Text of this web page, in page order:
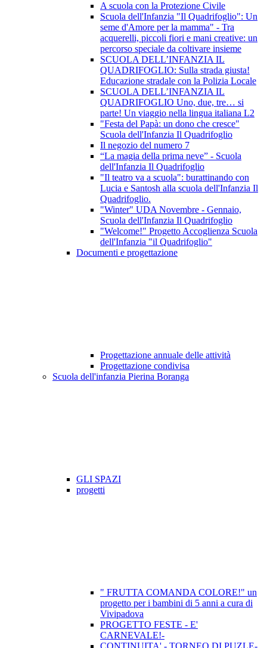
A scuola con la Protezione Civile
Scuola dell'Infanzia "Il Quadrifoglio": Un
seme d'Amore per la mamma" - Tra
acquerelli, piccoli fiori e mani creative: un
percorso speciale da coltivare insieme
SCUOLA DELL’INFANZIA IL
QUADRIFOGLIO: Sulla strada giusta!
Educazione stradale con la Polizia Locale
SCUOLA DELL’INFANZIA IL
QUADRIFOGLIO Uno, due, tre… si
parte! Un viaggio nella lingua italiana L2
"Festa del Papà: un dono che cresce"
Scuola dell'Infanzia Il Quadrifoglio
Il negozio del numero 7
“La magia della prima neve” - Scuola
dell'Infanzia Il Quadrifoglio
"Il teatro va a scuola": burattinando con
Lucia e Santosh alla scuola dell'Infanzia Il
Quadrifoglio.
"Winter" UDA Novembre - Gennaio,
Scuola dell'Infanzia Il Quadrifoglio
"Welcome!" Progetto Accoglienza Scuola
dell'Infanzia "il Quadrifoglio"
Documenti e progettazione
Progettazione annuale delle attività
Progettazione condivisa
Scuola dell'infanzia Pierina Boranga
GLI SPAZI
progetti
" FRUTTA COMANDA COLORE!" un
progetto per i bambini di 5 anni a cura di
Vivipadova
PROGETTO FESTE - E'
CARNEVALE!-